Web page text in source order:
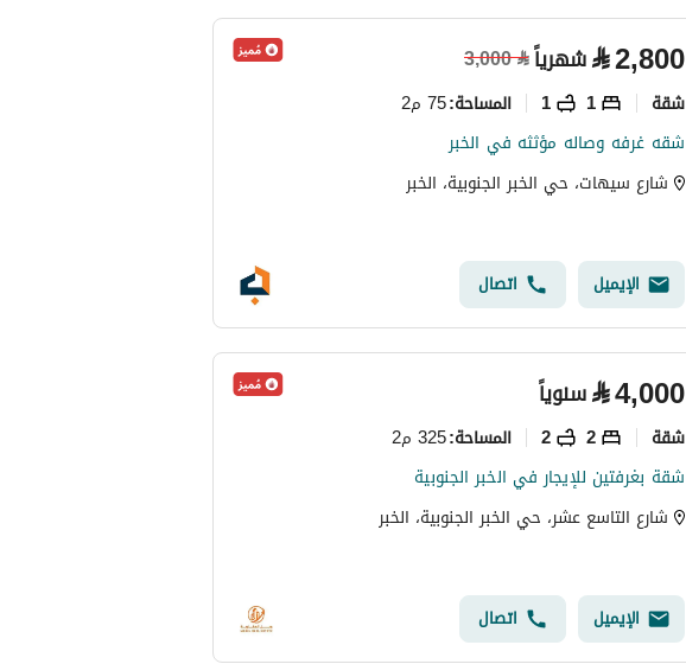
⃁2,800 شهرياً⃁
3,000
شقة 1
1 المساحة:75 م2
شقه غرفه وصاله مؤثثه في الخبر
شارع سيهات، حي الخبر الجنوبية، الخبر
الإيميل اتصال
⃁4,000 سنوياً
شقة 2
2 المساحة:325 م2
شقة بغرفتين للإيجار في الخبر الجنوبية
شارع التاسع عشر، حي الخبر الجنوبية، الخبر
الإيميل اتصال